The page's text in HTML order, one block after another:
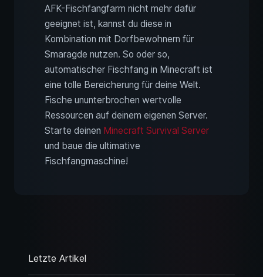
AFK-Fischfangfarm nicht mehr dafür
geeignet ist, kannst du diese in
Kombination mit Dorfbewohnern für
Smaragde nutzen. So oder so,
automatischer Fischfang in Minecraft ist
eine tolle Bereicherung für deine Welt.
Fische ununterbrochen wertvolle
Ressourcen auf deinem eigenen Server.
Starte deinen Minecraft Survival Server
und baue die ultimative
Fischfangmaschine!
Letzte Artikel